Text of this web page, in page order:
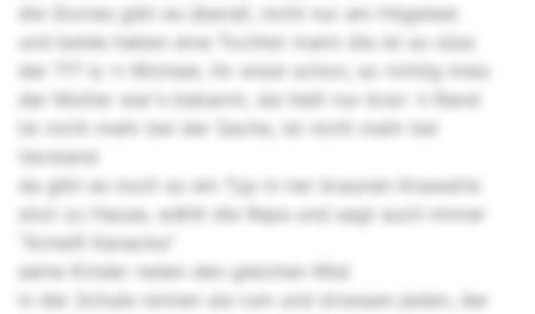
die Stories gibt es überall, nicht nur am Hügelset
und beide haben eine Tochter mann die ist so süss
der ??? is 'n Wichser, ihr wisst schon, so richtig mies
der Mutter war's bekannt, sie hielt nur brav 'n Rand
ist nicht mehr bei der Sache, ist nicht mehr bei
Verstand
da gibt es noch so ein Typ in ner braunen Krawatte
sitzt zu Hause, wählt die Reps und sagt auch immer
"Scheiß Kanacke"
seine Kinder reden den gleichen Mist
in der Schule rennen sie rum und stressen jeden, der